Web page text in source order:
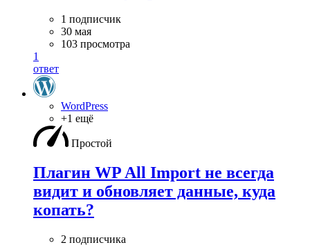
1 подписчик
30 мая
103 просмотра
1
ответ
WordPress
+1 ещё
Простой
Плагин WP All Import не всегда
видит и обновляет данные, куда
копать?
2 подписчика